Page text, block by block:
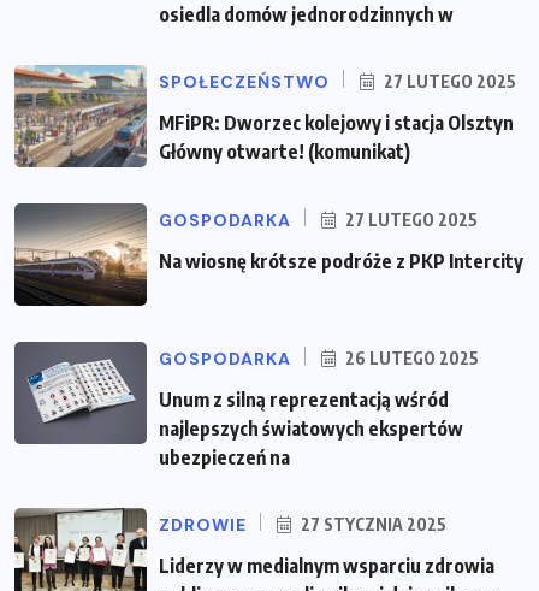
osiedla domów jednorodzinnych w
SPOŁECZEŃSTWO 27 LUTEGO 2025
MFiPR: Dworzec kolejowy i stacja Olsztyn
Główny otwarte! (komunikat)
GOSPODARKA 27 LUTEGO 2025
Na wiosnę krótsze podróże z PKP Intercity
GOSPODARKA 26 LUTEGO 2025
Unum z silną reprezentacją wśród
najlepszych światowych ekspertów
ubezpieczeń na
ZDROWIE 27 STYCZNIA 2025
Liderzy w medialnym wsparciu zdrowia